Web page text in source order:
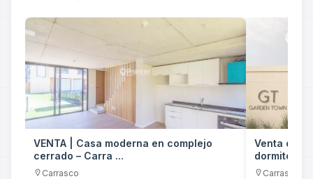
VENTA | Casa moderna en complejo
cerrado – Carra ...
Carrasco
Venta
dormitorios
Carrasco